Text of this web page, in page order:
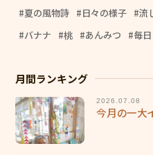
夏の風物詩
日々の様子 流
バナナ
桃 あんみつ 毎日
月間ランキング
2026.07.08
今月の一大